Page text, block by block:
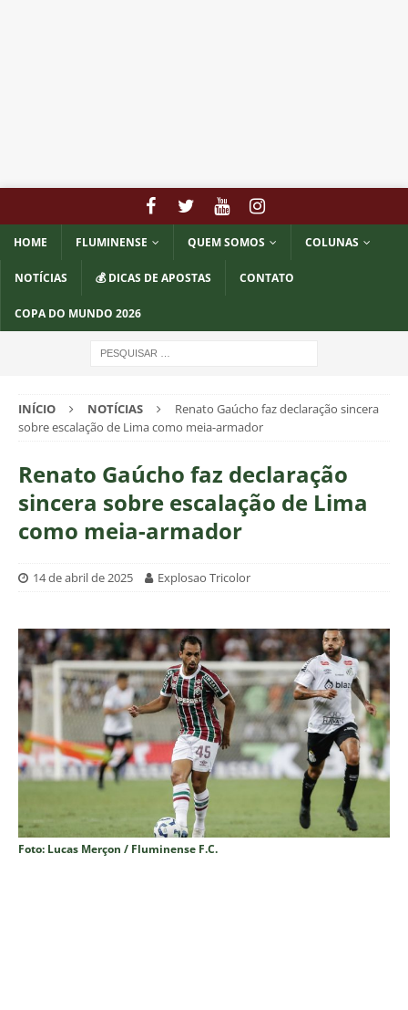
HOME FLUMINENSE QUEM SOMOS COLUNAS
NOTÍCIAS 💰 DICAS DE APOSTAS CONTATO
COPA DO MUNDO 2026
INÍCIO NOTÍCIAS
Renato Gaúcho faz declaração sincera
sobre escalação de Lima como meia-armador
Renato Gaúcho faz declaração
sincera sobre escalação de Lima
como meia-armador
14 de abril de 2025 Explosao Tricolor
Foto: Lucas Merçon / Fluminense F.C.